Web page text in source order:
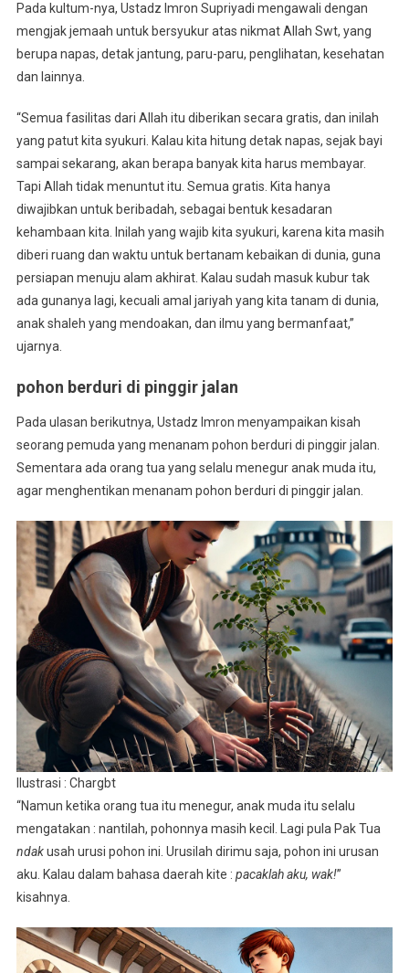
Pada kultum-nya, Ustadz Imron Supriyadi mengawali dengan
mengjak jemaah untuk bersyukur atas nikmat Allah Swt, yang
berupa napas, detak jantung, paru-paru, penglihatan, kesehatan
dan lainnya.
“Semua fasilitas dari Allah itu diberikan secara gratis, dan inilah
yang patut kita syukuri. Kalau kita hitung detak napas, sejak bayi
sampai sekarang, akan berapa banyak kita harus membayar.
Tapi Allah tidak menuntut itu. Semua gratis. Kita hanya
diwajibkan untuk beribadah, sebagai bentuk kesadaran
kehambaan kita. Inilah yang wajib kita syukuri, karena kita masih
diberi ruang dan waktu untuk bertanam kebaikan di dunia, guna
persiapan menuju alam akhirat. Kalau sudah masuk kubur tak
ada gunanya lagi, kecuali amal jariyah yang kita tanam di dunia,
anak shaleh yang mendoakan, dan ilmu yang bermanfaat,”
ujarnya.
pohon berduri di pinggir jalan
Pada ulasan berikutnya, Ustadz Imron menyampaikan kisah
seorang pemuda yang menanam pohon berduri di pinggir jalan.
Sementara ada orang tua yang selalu menegur anak muda itu,
agar menghentikan menanam pohon berduri di pinggir jalan.
Ilustrasi : Chargbt
“Namun ketika orang tua itu menegur, anak muda itu selalu
mengatakan : nantilah, pohonnya masih kecil. Lagi pula Pak Tua
ndakusah urusi pohon ini. Urusilah dirimu saja, pohon ini urusan
aku. Kalau dalam bahasa daerah kite : pacaklah aku, wak!”
kisahnya.